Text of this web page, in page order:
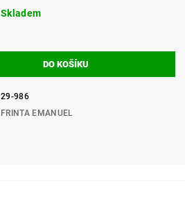
Skladem
29-986
FRINTA EMANUEL